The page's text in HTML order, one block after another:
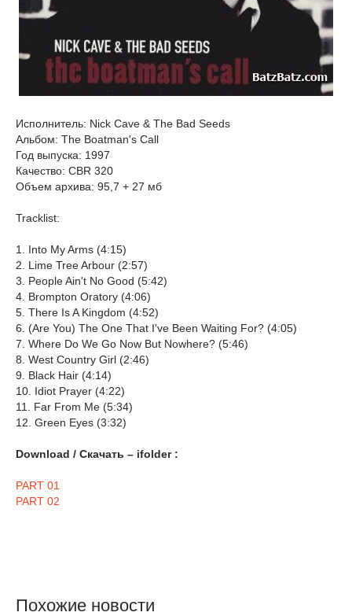
Исполнитель: Nick Cave & The Bad Seeds
Альбом: The Boatman's Call
Год выпуска: 1997
Качество: CBR 320
Объем архива: 95,7 + 27 мб
Tracklist:
1. Into My Arms (4:15)
2. Lime Tree Arbour (2:57)
3. People Ain't No Good (5:42)
4. Brompton Oratory (4:06)
5. There Is A Kingdom (4:52)
6. (Are You) The One That I've Been Waiting For? (4:05)
7. Where Do We Go Now But Nowhere? (5:46)
8. West Country Girl (2:46)
9. Black Hair (4:14)
10. Idiot Prayer (4:22)
11. Far From Me (5:34)
12. Green Eyes (3:32)
Download / Скачать – ifolder :
PART 01
PART 02
Похожие новости